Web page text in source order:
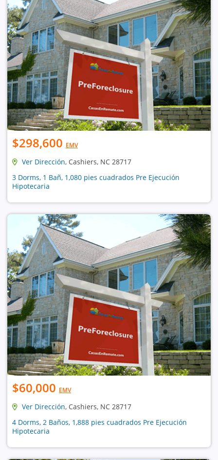
$298,600 EMV
Ver Dirección, Cashiers, NC 28717
3 Dorms, 1 Bañ, 1,080 pies cuadrados Pre Ejecución
Hipotecaria
$60,000 EMV
Ver Dirección, Cashiers, NC 28717
4 Dorms, 2 Baños, 1,888 pies cuadrados Pre Ejecución
Hipotecaria